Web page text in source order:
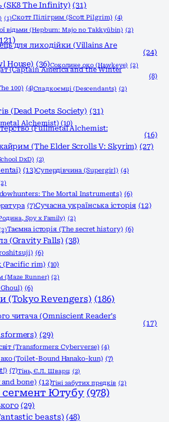
(SK8 The Infinity) (31)
(1)Скотт Пілігрим (Scott Pilgrim) (4)
відьми (Hepburn: Majo no Takkyūbin) (2)
для лиходійки (Villains Are
(24)
House) (36)Соколине око (Hawkeye) (2)
(Captain America and the Winter
(8)
100) (4)Спадкоємці (Descendants) (2)
(Dead Poets Society) (31)
Alchemist) (10)
(Fullmetal Alchemist:
(16)
(The Elder Scrolls V: Skyrim) (27)
DxD) (2)
(13)Супердівчина (Supergirl) (4)
The Mortal Instruments) (6)
(7)Сучасна українська історія (12)
Spy x Family) (2)
Таємна історія (The secret history) (6)
(Gravity Falls) (38)
(6)
(Pacific rim) (10)
(Maze Runner) (2)
(6)
(Tokyo Revengers) (186)
читача (Omniscient Reader’s
(17)
(29)
(Transformers: Cyberverse) (4)
(Toilet-Bound Hanako-kun) (7)
(7)Тінь, Є.Л. Шварц (2)
and bone) (12)Тіні забутих предків (2)
сегмент Ютубу (978)
(29)
beasts) (48)